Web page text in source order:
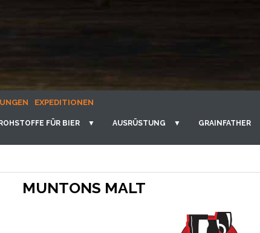
EXPEDITIONEN
ROHSTOFFE FÜR BIER ▼ AUSRÜSTUNG ▼ GRAINFATHER
MUNTONS MALT